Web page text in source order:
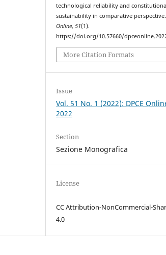
technological reliability and
sustainability in comparative
Online,51(1).
https://doi.org/10.57660/
More Citation Formats
Issue
Vol. 51 No. 1 (2022): DPCE
2022
Section
Sezione Monografica
License
CC Attribution-NonCommercial-
4.0